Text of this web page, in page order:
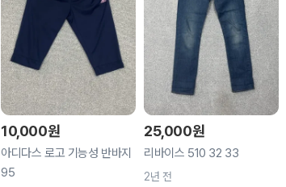
10,000원
아디다스 로고 기능성 반바지
95
25,000원
리바이스 510 32 33
2년 전